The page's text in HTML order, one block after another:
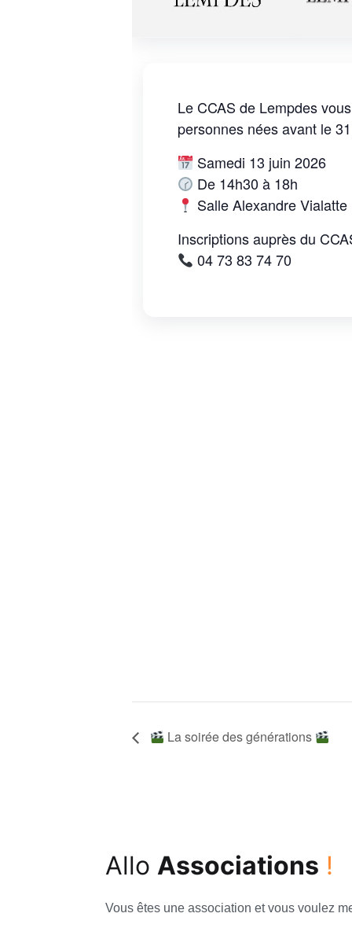
Le CCAS de Lempdes
personnes nées avant le
Samedi 13 juin 2026
De 14h30 à 18h
Salle Alexandre Vialatte
Inscriptions auprès du
04 73 83 74 70
La soirée des générations
Allo Associations !
Vous êtes une association et vous voulez